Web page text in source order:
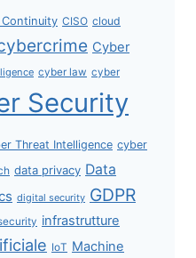
Continuity CISO cloud
Cyber
cyber law cyber
Security
Threat Intelligence cyber
data privacy Data
digital security GDPR
infrastrutture
IoT Machine